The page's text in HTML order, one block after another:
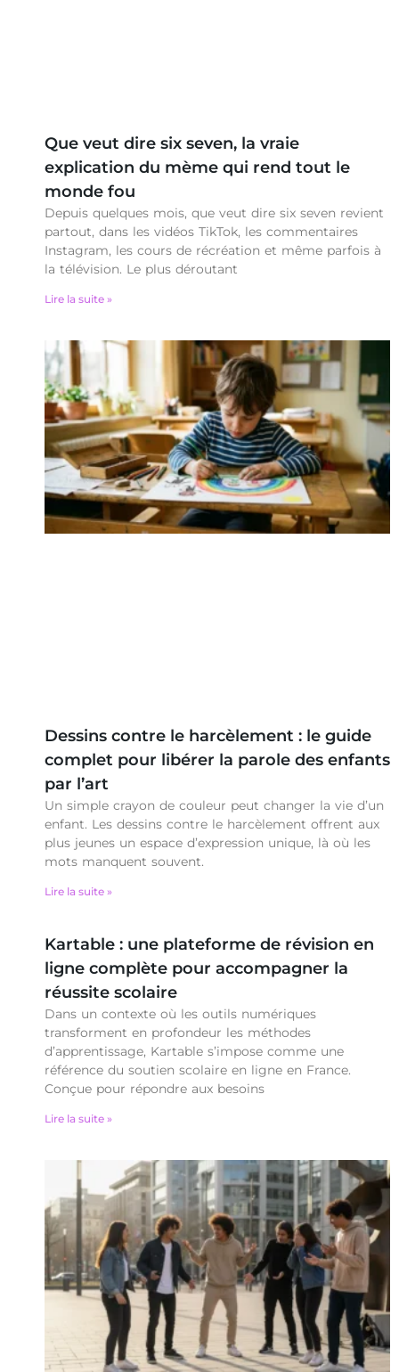
Que veut dire six seven, la vraie
explication du mème qui rend tout le
monde fou
Depuis quelques mois, que veut dire six seven revient
partout, dans les vidéos TikTok, les commentaires
Instagram, les cours de récréation et même parfois à
la télévision. Le plus déroutant
Lire la suite »
Dessins contre le harcèlement : le guide
complet pour libérer la parole des enfants
par l’art
Un simple crayon de couleur peut changer la vie d’un
enfant. Les dessins contre le harcèlement offrent aux
plus jeunes un espace d’expression unique, là où les
mots manquent souvent.
Lire la suite »
Kartable : une plateforme de révision en
ligne complète pour accompagner la
réussite scolaire
Dans un contexte où les outils numériques
transforment en profondeur les méthodes
d’apprentissage, Kartable s’impose comme une
référence du soutien scolaire en ligne en France.
Conçue pour répondre aux besoins
Lire la suite »